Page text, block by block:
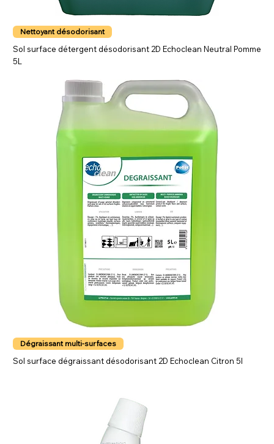
Nettoyant désodorisant
Sol surface détergent désodorisant 2D Echoclean Neutral Pomme
5L
Dégraissant multi-surfaces
Sol surface dégraissant désodorisant 2D Echoclean Citron 5l